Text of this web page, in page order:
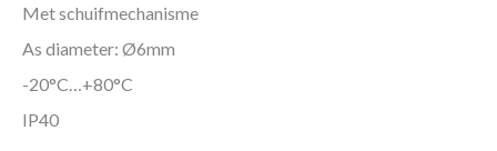
Met schuifmechanisme
As diameter: Ø6mm
-20°C…+80°C
IP40